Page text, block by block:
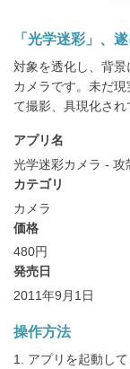
「光学迷彩」、
対象を透化し、背
カメラです。未だ
て撮影、具現化され
アプリ名
光学迷彩カメラ - 攻
カテゴリ
カメラ
価格
480円
発売日
2011年9月1日
操作方法
1. アプリを起動し